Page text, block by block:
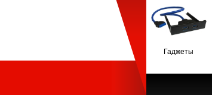
Гаджеты